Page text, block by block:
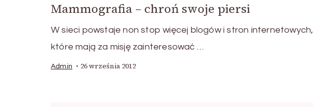
Mammografia – chroń swoje piersi
W sieci powstaje non stop więcej blogów i stron internetowych,
które mają za misję zainteresować …
Admin 26 września 2012